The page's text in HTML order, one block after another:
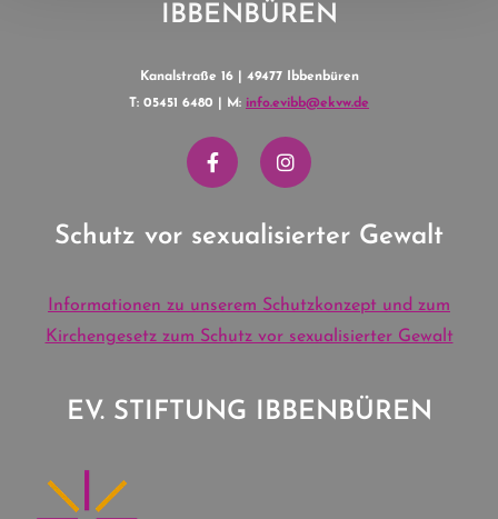
IBBENBÜREN
Kanalstraße 16 | 49477 Ibbenbüren
T: 05451 6480 | M: info.evibb@ekvw.de
Schutz vor sexualisierter Gewalt
Informationen zu unserem Schutzkonzept und zum
Kirchengesetz zum Schutz vor sexualisierter Gewalt
EV. STIFTUNG IBBENBÜREN